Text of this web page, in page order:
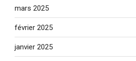
mars 2025
février 2025
janvier 2025